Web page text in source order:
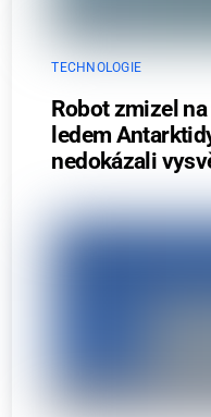
TECHNOLOGIE
Robot zmizel
ledem
nedokázali